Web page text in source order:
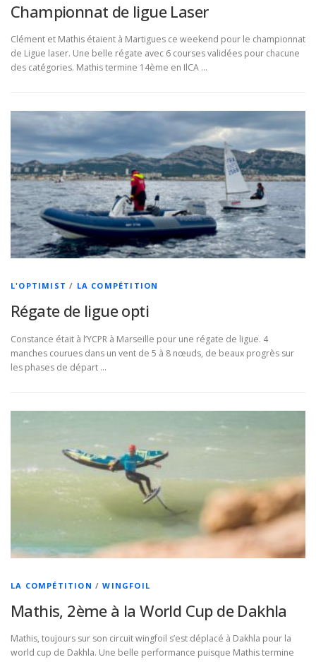
Championnat de ligue Laser
Clément et Mathis étaient à Martigues ce weekend pour le championnat
de Ligue laser. Une belle régate avec 6 courses validées pour chacune
des catégories. Mathis termine 14ème en IlCA …
L'OPTIMIST / LA COMPÉTITION
Régate de ligue opti
Constance était à l’YCPR à Marseille pour une régate de ligue. 4
manches courues dans un vent de 5 à 8 nœuds, de beaux progrès sur
les phases de départ …
LA COMPÉTITION /WINGFOIL
Mathis, 2ème à la World Cup de Dakhla
Mathis, toujours sur son circuit wingfoil s’est déplacé à Dakhla pour la
world cup de Dakhla. Une belle performance puisque Mathis termine